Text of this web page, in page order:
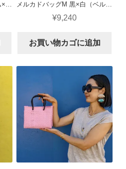
メルカドバッグM 黒×白（ベルトロンボ）
¥9,240
お買い物カゴに追加